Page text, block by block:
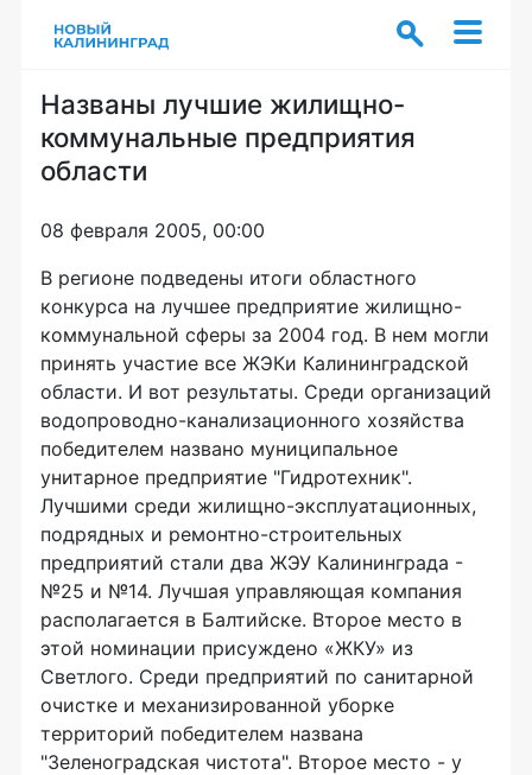
Названы лучшие жилищно-
коммунальные предприятия
области
08 февраля 2005, 00:00
В регионе подведены итоги областного
конкурса на лучшее предприятие жилищно-
коммунальной сферы за 2004 год. В нем могли
принять участие все ЖЭКи Калининградской
области. И вот результаты. Среди организаций
водопроводно-канализационного хозяйства
победителем названо муниципальное
унитарное предприятие "Гидротехник".
Лучшими среди жилищно-эксплуатационных,
подрядных и ремонтно-строительных
предприятий стали два ЖЭУ Калининграда -
№25 и №14. Лучшая управляющая компания
располагается в Балтийске. Второе место в
этой номинации присуждено «ЖКУ» из
Светлого. Среди предприятий по санитарной
очистке и механизированной уборке
территорий победителем названа
"Зеленоградская чистота". Второе место - у